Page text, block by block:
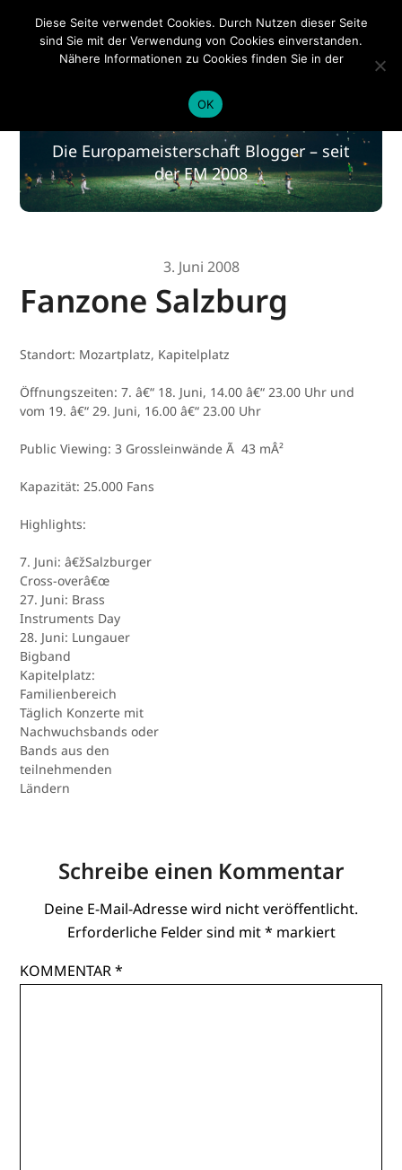
EM 2020
EM 2020
Die Europameisterschaft Blogger – seit
der EM 2008
3. Juni 2008
Fanzone Salzburg
Standort: Mozartplatz, Kapitelplatz
Öffnungszeiten: 7. â€“ 18. Juni, 14.00 â€“ 23.00 Uhr und
vom 19. â€“ 29. Juni, 16.00 â€“ 23.00 Uhr
Public Viewing: 3 Grossleinwände Ã 43 mÂ²
Kapazität: 25.000 Fans
Highlights:
7. Juni: â€žSalzburger
Cross-overâ€œ
27. Juni: Brass
Instruments Day
28. Juni: Lungauer
Bigband
Kapitelplatz:
Familienbereich
Täglich Konzerte mit
Nachwuchsbands oder
Bands aus den
teilnehmenden
Ländern
Schreibe einen Kommentar
Deine E-Mail-Adresse wird nicht veröffentlicht.
Erforderliche Felder sind mit* markiert
KOMMENTAR*
Diese Seite verwendet Cookies. Durch Nutzen dieser Seite
sind Sie mit der Verwendung von Cookies einverstanden.
Nähere Informationen zu Cookies finden Sie in der
OK